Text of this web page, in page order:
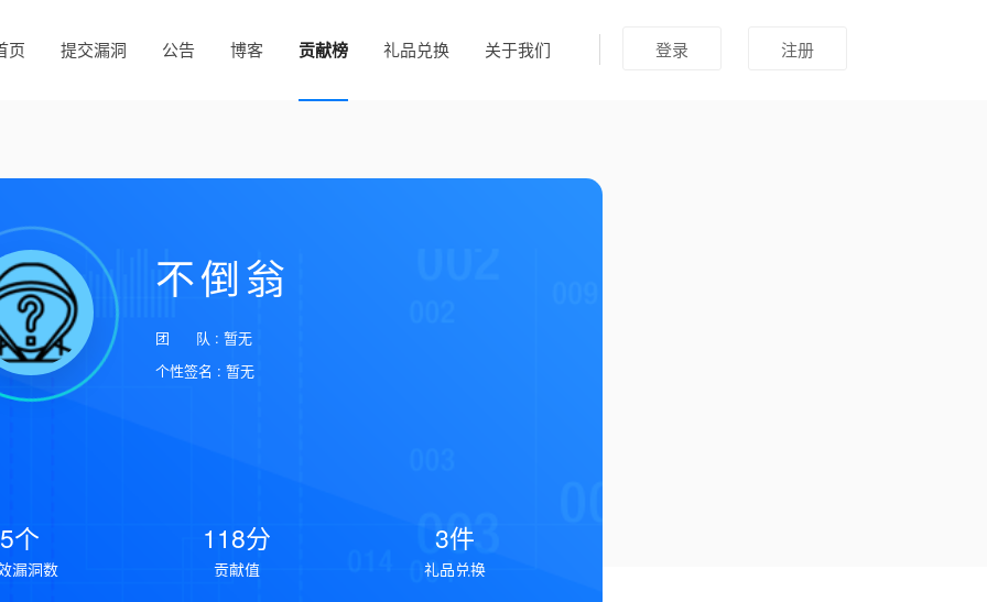
登录 注册
页 提交漏洞 公告 博客 贡献榜 礼品兑换 关于我们
不倒翁
团 队 : 暂无
个性签名 : 暂无
5个
漏洞数
118分
贡献值
3件
礼品兑换